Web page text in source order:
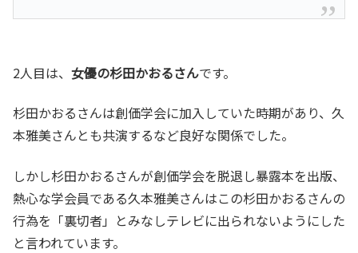
2人目は、 女優の杉田かおるさんです。
杉田かおるさんは創価学会に加入していた時期があり、久
本雅美さんとも共演するなど良好な関係でした。
しかし杉田かおるさんが創価学会を脱退し暴露本を出版、
熱心な学会員である久本雅美さんはこの杉田かおるさんの
行為を「裏切者」とみなしテレビに出られないようにした
と言われています。